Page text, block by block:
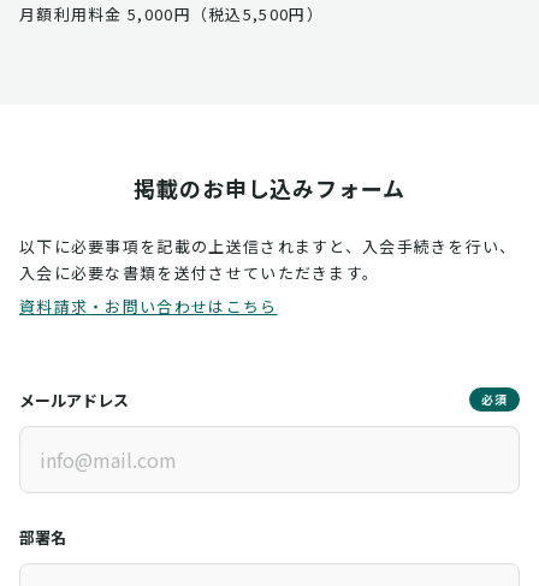
月額利用料金 5,000円（税込5,500円）
掲載のお申し込みフォーム
以下に必要事項を記載の上送信されますと、入会手続きを行い、
入会に必要な書類を送付させていただきます。
資料請求・お問い合わせはこちら
メールアドレス 必須
部署名